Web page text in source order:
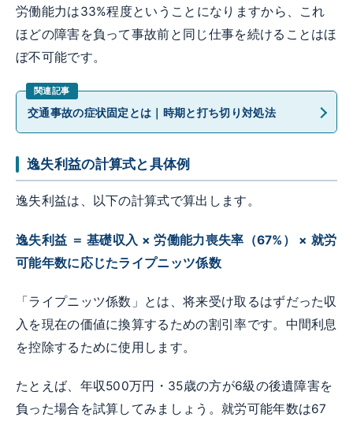
労働能力は33%程度ということになりますから、これ
ほどの障害を負って事故前と同じ仕事を続けることはほ
ぼ不可能です。
交通事故の症状固定とは｜時期と打ち切り対処法
逸失利益の計算式と具体例
逸失利益は、以下の計算式で算出します。
逸失利益 ＝ 基礎収入 × 労働能力喪失率（67%） × 就労
可能年数に応じたライプニッツ係数
「ライプニッツ係数」とは、将来受け取るはずだった収
入を現在の価値に換算するための割引率です。中間利息
を控除するために使用します。
たとえば、年収500万円・35歳の方が6級の後遺障害を
負った場合を試算してみましょう。就労可能年数は67